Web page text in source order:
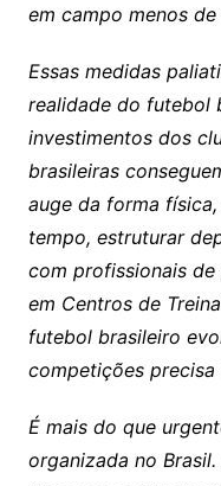
em campo menos
Essas medidas
realidade do futebol
investimentos dos
brasileiras
auge da forma
tempo, estruturar
com profissionais
em Centros de
futebol brasileiro
competições precisa
É mais do que
organizada no